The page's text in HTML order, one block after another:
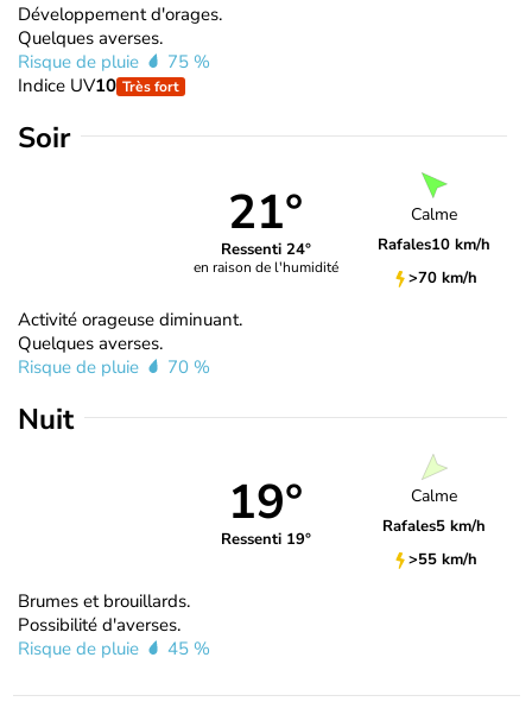
Développement d'orages.
Quelques averses.
Risque de pluie
75 %
Indice UV10 Très fort
Soir
21°
Ressenti 24°
en raison de l'humidité
Calme
Rafales10 km/h
>70 km/h
Activité orageuse diminuant.
Quelques averses.
Risque de pluie
70 %
Nuit
19°
Ressenti 19°
Calme
Rafales5 km/h
>55 km/h
Brumes et brouillards.
Possibilité d'averses.
Risque de pluie
45 %